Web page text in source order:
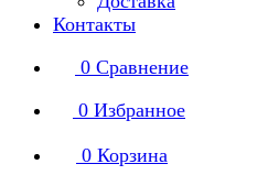
Контакты
0 Сравнение
0 Избранное
0 Корзина